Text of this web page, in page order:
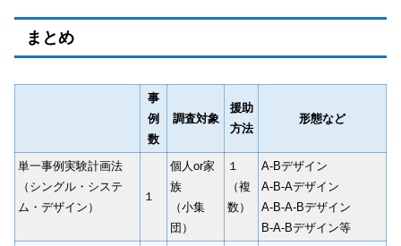
まとめ
事
例
数
調査対象
援助
方法
形態など
単一事例実験計画法
（シングル・システ
ム・デザイン）
１
個人or家
族
（小集
団）
１
（複
数）
A-Bデザイン
A-B-Aデザイン
A-B-A-Bデザイン
B-A-Bデザイン等